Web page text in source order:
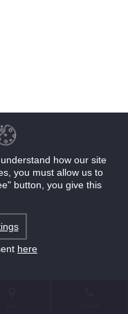
how our site
you must allow us to
button, you give this
here